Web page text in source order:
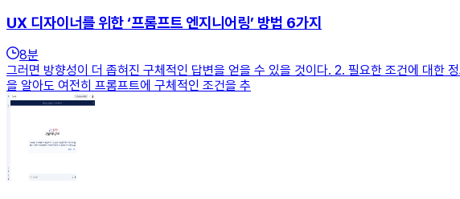
UX 디자이너를 위한 ‘프롬프트 엔지니어링’ 방법 6가지
8분
그러면 방향성이 더 좁혀진 구체적인 답변을 얻을 수 있을 것이다. 2. 필요한 조건에 대한
을 알아도 여전히 프롬프트에 구체적인 조건을 추